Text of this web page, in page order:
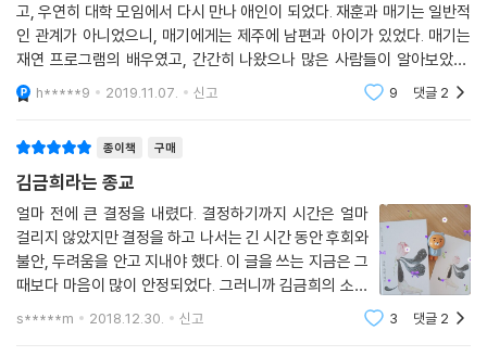
001부터 006은 1971년에서 1973년 사이 출생하고, 1990년 후반부터 2
000년 사이 등단한, 현재 한국 소설의 든든한 허리를 담당하고 있는 작가
들의 작품으로 꾸렸다.
007부터 012는 1970년대 후반에서 1980년대 초반 출생하고, 2000년
들의 작품으로 꾸려질 예정이다.
고, 우연히 대학 모임에서 다시 만나 애인이 되었다. 재훈과 매기는 일반적
인 관계가 아니었으니, 매기에게는 제주에 남편과 아이가 있었다. 매기는
재연 프로그램의 배우였고, 간간히 나왔으나 많은 사람들이 알아보았다.
재훈은 매기와 함께 레이디 치킨의 닭튀김 냄새가 나는 집의 윗층에서 만
났다. 주로 매기가
h*****9 2019.11.07. 신고 9 댓글 2
종이책 구매
김금희라는 종교
얼마 전에 큰 결정을 내렸다. 결정하기까지 시간은 얼마
걸리지 않았지만 결정을 하고 나서는 긴 시간 동안 후회와
불안, 두려움을 안고 지내야 했다. 이 글을 쓰는 지금은 그
때보다 마음이 많이 안정되었다. 그러니까 김금희의 소설
『나의 사랑, 매기』를 읽고 나서는 만성적인 불안과 걱정을
s*****m 2018.12.30. 신고 3 댓글 2